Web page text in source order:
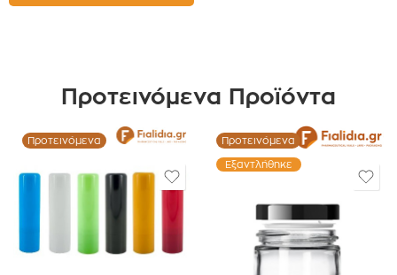
Προτεινόμενα Προϊόντα
Προτεινόμενα Προτεινόμενα
Εξαντλήθηκε